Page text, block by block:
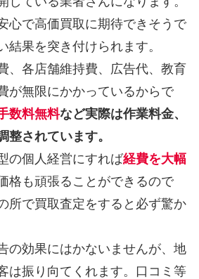
心で高価買取に期待できそうで
結果を突き付けられます。
、各店舗維持費、広告代、教育
が無限にかかっているからで
数料無料など実際は作業料金、
整されています。
の個人経営にすれば経費を大幅
格も頑張ることができるので
所で買取査定をすると必ず驚か
の効果にはかないませんが、地
は振り向てくれます。口コミ等